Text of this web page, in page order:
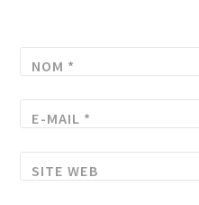
NOM *
E-MAIL *
SITE WEB